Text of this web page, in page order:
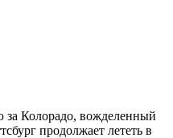
за Колорадо, вожделенный
продолжает лететь в